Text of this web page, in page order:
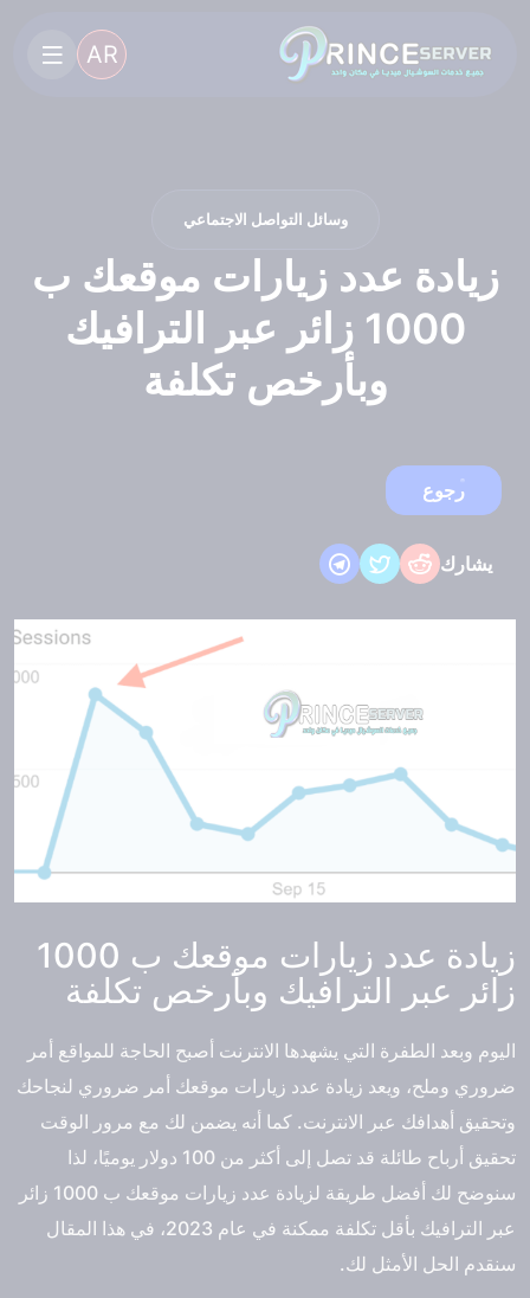
AR
وسائل التواصل الاجتماعي
زيادة عدد زيارات موقعك ب
1000 زائر عبر الترافيك
وبأرخص تكلفة
رجوع
يشارك
زيادة عدد زيارات موقعك ب 1000
زائر عبر الترافيك وبأرخص تكلفة
اليوم وبعد الطفرة التي يشهدها الانترنت أصبح الحاجة للمواقع أمر
ضروري وملح، ويعد زيادة عدد زيارات موقعك أمر ضروري لنجاحك
وتحقيق أهدافك عبر الانترنت. كما أنه يضمن لك مع مرور الوقت
تحقيق أرباح طائلة قد تصل إلى أكثر من 100 دولار يوميًا، لذا
سنوضح لك أفضل طريقة لزيادة عدد زيارات موقعك ب 1000 زائر
عبر الترافيك بأقل تكلفة ممكنة في عام 2023، في هذا المقال
سنقدم الحل الأمثل لك.